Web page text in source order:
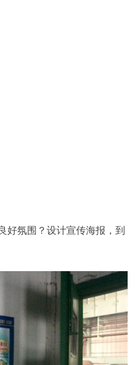
好氛围？设计宣传海报，到